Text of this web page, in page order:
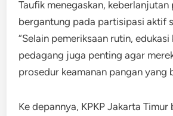
Taufik menegaskan, keberlanjutan
bergantung pada partisipasi aktif
“Selain pemeriksaan rutin, edukasi
pedagang juga penting agar
prosedur keamanan pangan yang
Ke depannya, KPKP Jakarta Timur